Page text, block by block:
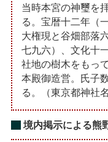
当時本宮の神璽を
る。宝暦十二年（
大権現と谷畑部落
七九六）、文化十
社地の樹木をもっ
本殿御造営。氏子
る。（東京都神社
境内掲示による熊